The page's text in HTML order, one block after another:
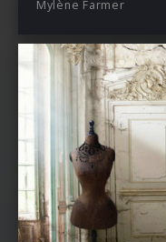
Mylène Farmer